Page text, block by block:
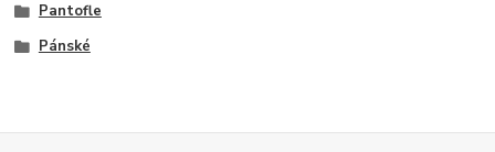
Pantofle
Pánské